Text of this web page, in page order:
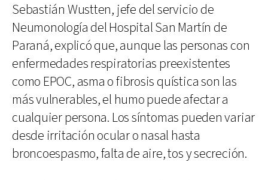
Sebastián Wustten, jefe del servicio de
Neumonología del Hospital San Martín de
Paraná, explicó que, aunque las personas con
enfermedades respiratorias preexistentes
como EPOC, asma o fibrosis quística son las
más vulnerables, el humo puede afectar a
cualquier persona. Los síntomas pueden variar
desde irritación ocular o nasal hasta
broncoespasmo, falta de aire, tos y secreción.